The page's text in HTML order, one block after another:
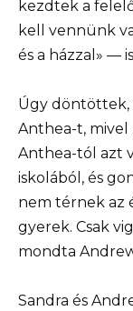
kezdtek a
kell vennünk
és a házzal» —
Úgy döntöttek,
Anthea-t,
Anthea-tól azt
iskolából, és
nem térnek az
gyerek. Csak
mondta
Sandra és